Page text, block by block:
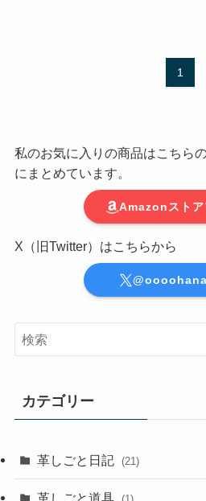
1
私のお気に入りの商品はこちら
にまとめています。
Amazonストア
X（旧Twitter）はこちらから
カテゴリー
革しごと日記 (21)
革しごと道具